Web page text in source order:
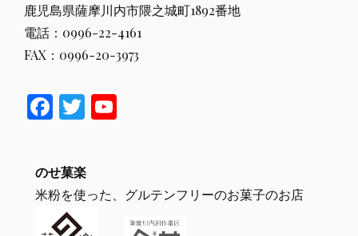
鹿児島県薩摩川内市隈之城町1892番地
電話：0996-22-4161
FAX：0996-20-3973
F
e
b
o
T
itt
er T
u
のせ菓楽
米粉を使った、グルテンフリーのお菓子のお店